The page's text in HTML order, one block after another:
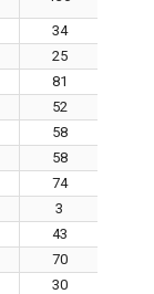
34
25
81
52
58
58
74
3
43
70
30